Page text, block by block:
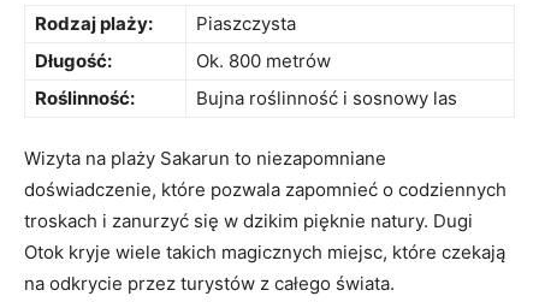
Rodzaj plaży:
Piaszczysta
Długość:
Ok. 800 metrów
Roślinność:
Bujna roślinność i sosnowy‍ las
Wizyta na plaży Sakarun ‍to niezapomniane
doświadczenie, które⁢ pozwala zapomnieć o ⁢codziennych
troskach i ​zanurzyć się w dzikim pięknie natury. Dugi⁢
Otok kryje wiele takich magicznych ‌miejsc, które⁤ czekają
na odkrycie przez turystów z całego świata.